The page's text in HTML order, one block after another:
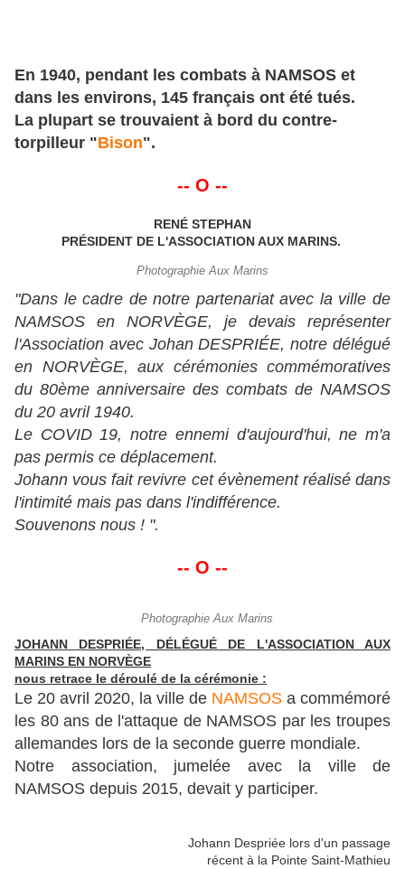
En 1940, pendant les combats à NAMSOS et
dans les environs, 145 français ont été tués.
La plupart se trouvaient à bord du contre-
torpilleur "Bison".
-- O --
RENÉ STEPHAN
PRÉSIDENT DE L'ASSOCIATION AUX MARINS.
Photographie Aux Marins
"Dans le cadre de notre partenariat avec la ville de
NAMSOS en NORVÈGE, je devais représenter
l'Association avec Johan DESPRIÉE, notre délégué
en NORVÈGE, aux cérémonies commémoratives
du 80ème anniversaire des combats de NAMSOS
du 20 avril 1940.
Le COVID 19, notre ennemi d'aujourd'hui, ne m'a
pas permis ce déplacement.
Johann vous fait revivre cet évènement réalisé dans
l'intimité mais pas dans l'indifférence.
Souvenons nous ! ".
-- O --
Photographie Aux Marins
JOHANN DESPRIÉE, DÉLÉGUÉ DE L'ASSOCIATION AUX
MARINS EN NORVÈGE
nous retrace le déroulé de la cérémonie :
Le 20 avril 2020, la ville de NAMSOS a commémoré
les 80 ans de l'attaque de NAMSOS par les troupes
allemandes lors de la seconde guerre mondiale.
Notre association, jumelée avec la ville de
NAMSOS depuis 2015, devait y participer.
Johann Despriée lors d'un passage
récent à la Pointe Saint-Mathieu